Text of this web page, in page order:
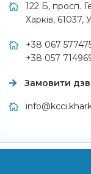
122 Б, просп.
Харків, 61037,
+38 067
+38 057
Замовити